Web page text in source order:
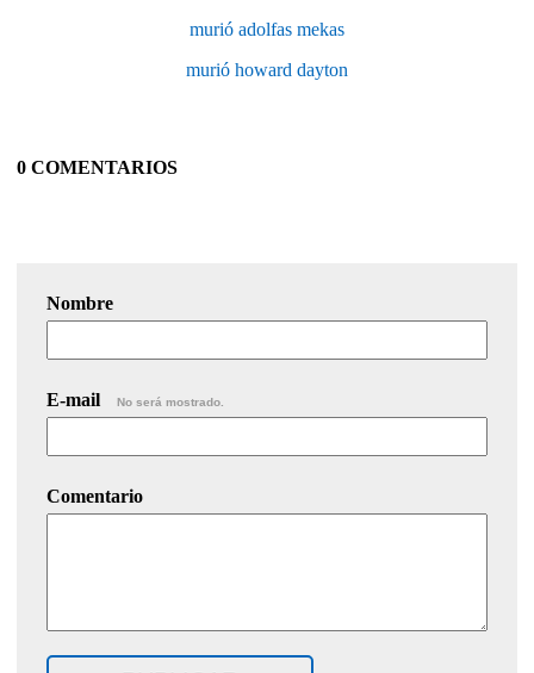
murió adolfas mekas
murió howard dayton
0 COMENTARIOS
Nombre
E-mail No será mostrado.
Comentario